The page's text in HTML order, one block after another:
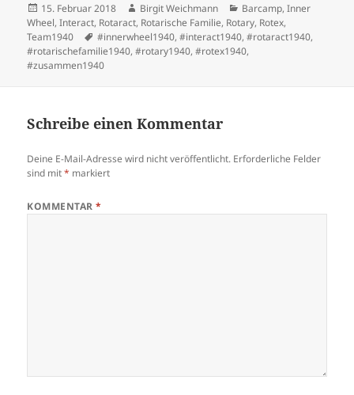
Veröffentlicht
am
15. Februar 2018 Autor
Birgit Weichmann Kategorien
Barcamp,Inner
Wheel,Interact, Rotaract, Rotarische Familie, Rotary, Rotex,
Team1940
Schlagwörter
#innerwheel1940,#interact1940,#rotaract1940,
#rotarischefamilie1940,#rotary1940,#rotex1940,
#zusammen1940
Schreibe einen Kommentar
Deine E-Mail-Adresse wird nicht veröffentlicht. Erforderliche Felder
sind mit* markiert
KOMMENTAR*